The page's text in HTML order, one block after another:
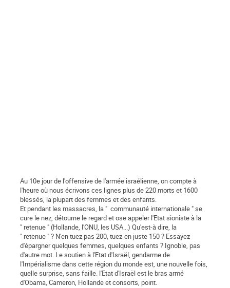
Au 10e jour de l'offensive de l'armée israélienne, on compte à
l'heure où nous écrivons ces lignes plus de 220 morts et 1600
blessés, la plupart des femmes et des enfants.
Et pendant les massacres, la " communauté internationale " se
cure le nez, détourne le regard et ose appeler l'Etat sioniste à la
" retenue " (Hollande, l'ONU, les USA...) Qu'est-à dire, la
" retenue " ? N'en tuez pas 200, tuez-en juste 150 ? Essayez
d'épargner quelques femmes, quelques enfants ? Ignoble, pas
d'autre mot. Le soutien à l'Etat d'Israël, gendarme de
l'Impérialisme dans cette région du monde est, une nouvelle fois,
quelle surprise, sans faille. l'Etat d'Israël est le bras armé
d'Obama, Cameron, Hollande et consorts, point.